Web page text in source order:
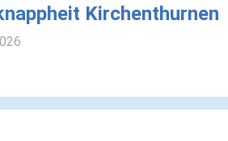
Kirchenthurnen